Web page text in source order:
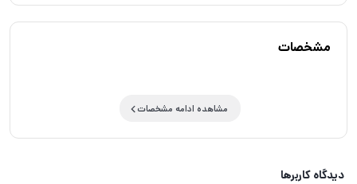
مشخصات
مشاهده ادامه مشخصات
دیدگاه کاربرها